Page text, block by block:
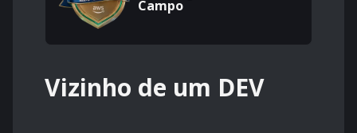
Campo
Vizinho de um DEV